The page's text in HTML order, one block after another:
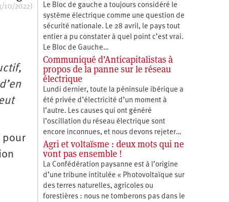
10/2022)
pour
Le Bloc de gauche a toujours considéré le
système électrique comme une question de
sécurité nationale. Le 28 avril, le pays tout
entier a pu constater à quel point c’est vrai.
Le Bloc de Gauche…
Communiqué d’Anticapitalistas à
propos de la panne sur le réseau
électrique
Lundi dernier, toute la péninsule ibérique a
été privée d’électricité d’un moment à
l’autre. Les causes qui ont généré
l’oscillation du réseau électrique sont
encore inconnues, et nous devons rejeter…
Agri et voltaïsme : deux mots qui ne
vont pas ensemble !
La Confédération paysanne est à l’origine
d’une tribune intitulée « Photovoltaïque sur
des terres naturelles, agricoles ou
forestières : nous ne tomberons pas dans le